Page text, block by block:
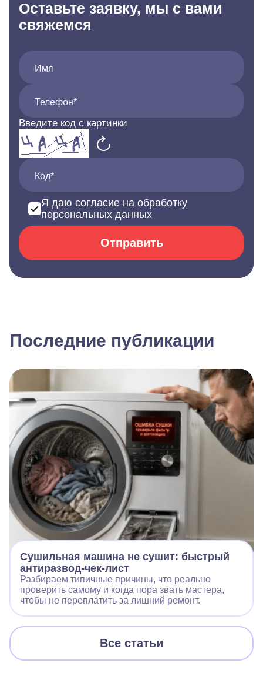
Оставьте заявку, мы с вами
свяжемся
Имя
Телефон*
Введите код с картинки
Код*
Я даю согласие на обработку
персональных данных
Отправить
Последние публикации
Сушильная машина не сушит: быстрый
антиразвод‑чек‑лист
Разбираем типичные причины, что реально
проверить самому и когда пора звать мастера,
чтобы не переплатить за лишний ремонт.
Все статьи